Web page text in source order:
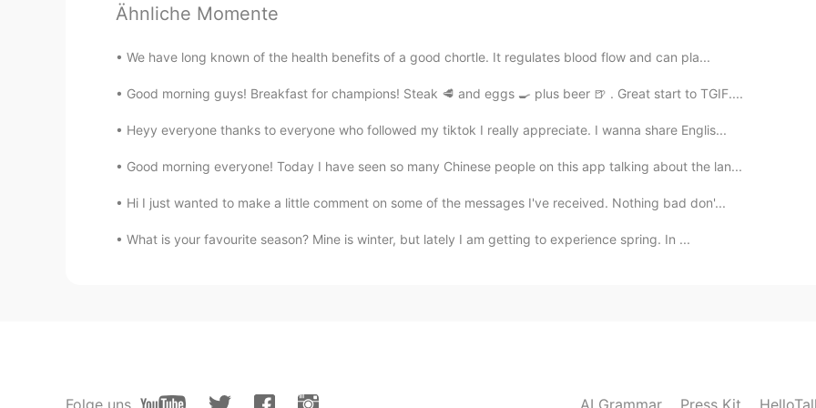
我希望有一天去中国旅行，甚至 也可以去留学
我希望有一天去中国旅行，甚至去留学！
如果我和我的亲生父母见面，我就能用中文跟他们聊天。
如果能 我和我的亲生父母再次 见面，我还能用中文和他们聊天。
我永远也不会放弃学习这个语言 啊 ！
我永远也不会放弃学习这个语言！
Ähnliche Momente
We have long known of the health benefits of a good chortle. It regulates blood flow and can pla...
Good morning guys! Breakfast for champions! Steak 🥩 and eggs 🍳 plus beer 🍺 . Great start to TGIF....
Heyy everyone thanks to everyone who followed my tiktok I really appreciate. I wanna share Englis...
Good morning everyone! Today I have seen so many Chinese people on this app talking about the lan...
Hi I just wanted to make a little comment on some of the messages I've received. Nothing bad don'...
What is your favourite season? Mine is winter, but lately I am getting to experience spring. In ...
Folge uns AI Grammar Press Kit